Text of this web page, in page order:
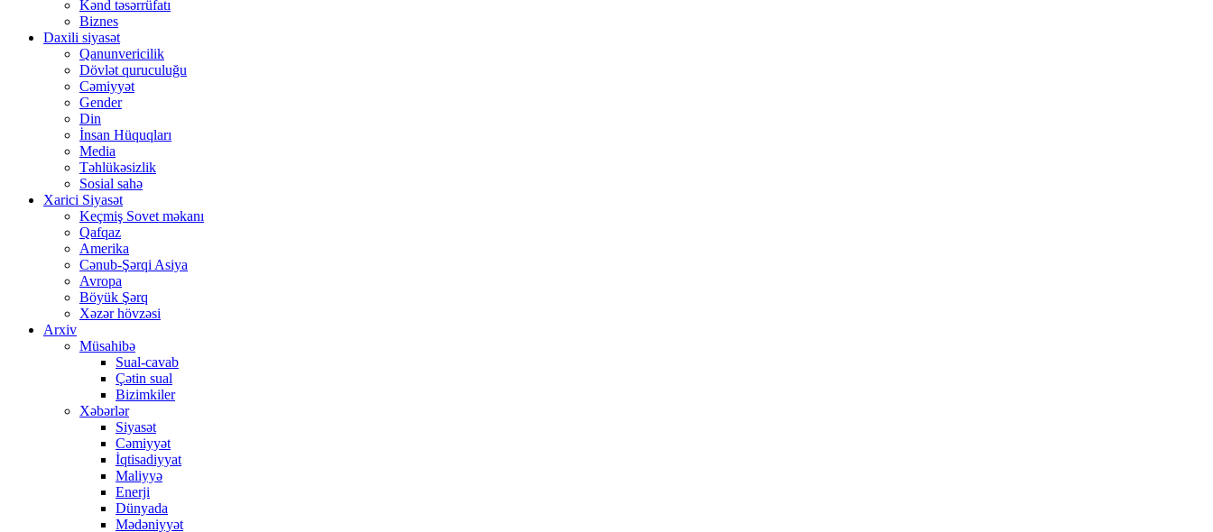
Kənd təsərrüfatı
Biznes
Daxili siyasət
Qanunvericilik
Dövlət quruculuğu
Cəmiyyət
Gender
Din
İnsan Hüquqları
Media
Təhlükəsizlik
Sosial sahə
Xarici Siyasət
Keçmiş Sovet məkanı
Qafqaz
Amerika
Cənub-Şərqi Asiya
Avropa
Böyük Şərq
Xəzər hövzəsi
Arxiv
Müsahibə
Sual-cavab
Çətin sual
Bizimkiler
Xəbərlər
Siyasət
Cəmiyyət
İqtisadiyyat
Maliyyə
Enerji
Dünyada
Mədəniyyət